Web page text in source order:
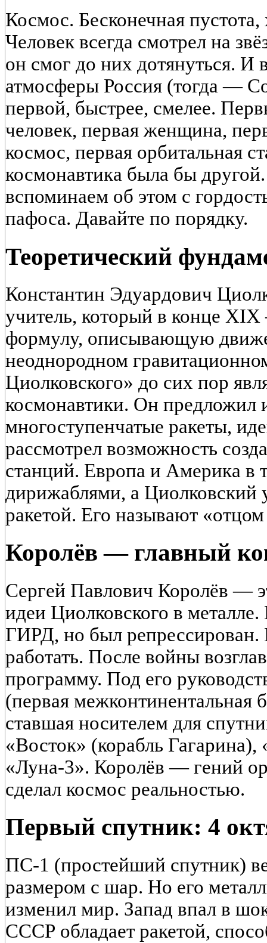
Космос. Бесконечная
Человек всегда смотрел на
он смог до них дотянуться. И
атмосферы Россия (тогда —
первой, быстрее, смелее.
человек, первая женщина,
космос, первая орбитальная
космонавтика была бы
вспоминаем об этом с
пафоса. Давайте по порядку.
Теоретический
Константин Эдуардович
учитель, который в конце
формулу, описывающую
неоднородном
Циолковского» до сих пор
космонавтики. Он предложил
многоступенчатые ракеты,
рассмотрел возможность
станций. Европа и Америка в
дирижаблями, а Циолковский
ракетой. Его называют
Королёв — главный
Сергей Павлович Королёв —
идеи Циолковского в
ГИРД, но был репрессирован.
работать. После войны
программу. Под его
(первая межконтинентальная
ставшая носителем для
«Восток» (корабль
«Луна-3». Королёв — гений
сделал космос реальностью.
Первый спутник: 4
ПС-1 (простейший спутник)
размером с шар. Но его
изменил мир. Запад впал в
СССР обладает ракетой,